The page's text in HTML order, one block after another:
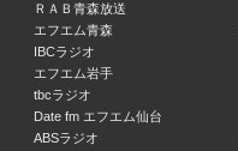
Buy Now
09:10 ～ 09:25
BSNラジオミュージックSHOW
09:25 ～ 09:40
ＲＡＢ青森放送
エフエム青森
IBCラジオ
エフエム岩手
tbcラジオ
Date fm エフエム仙台
ABSラジオ